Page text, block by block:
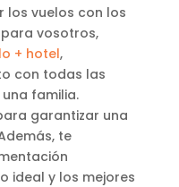
los vuelos con los
vosotros,
+ hotel,
con todas las
familia.
garantizar una
te
ideal y los mejores